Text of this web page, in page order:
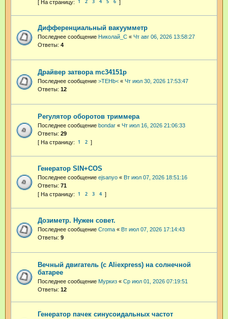
1 2 3 4 5 6
Дифференциальный вакуумметр
Последнее сообщение Николай_С « Чт авг 06, 2026 13:58:27
Ответы: 4
Драйвер затвора mc34151p
Последнее сообщение >TEHb< « Чт июл 30, 2026 17:53:47
Ответы: 12
Регулятор оборотов триммера
Последнее сообщение bondar « Чт июл 16, 2026 21:06:33
Ответы: 29
1 2
Генератор SIN+COS
Последнее сообщение ejsanyo « Вт июл 07, 2026 18:51:16
Ответы: 71
1 2 3 4
Дозиметр. Нужен совет.
Последнее сообщение Croma « Вт июл 07, 2026 17:14:43
Ответы: 9
Вечный двигатель (с Aliexpress) на солнечной
батарее
Последнее сообщение Муркиз « Ср июл 01, 2026 07:19:51
Ответы: 12
Генератор пачек синусоидальных частот